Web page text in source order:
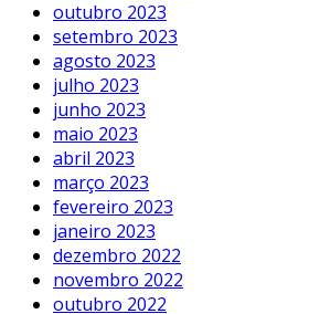
outubro 2023
setembro 2023
agosto 2023
julho 2023
junho 2023
maio 2023
abril 2023
março 2023
fevereiro 2023
janeiro 2023
dezembro 2022
novembro 2022
outubro 2022